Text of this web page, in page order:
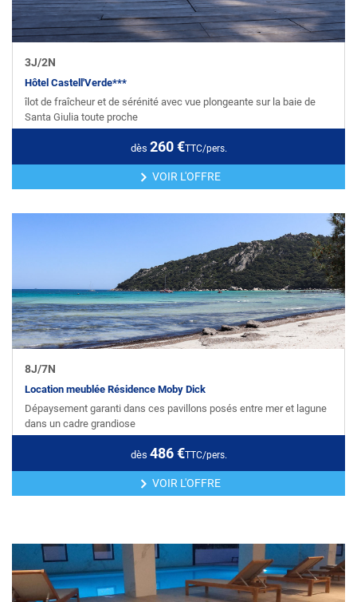
3J/2N
Hôtel Castell'Verde***
îlot de fraîcheur et de sérénité avec vue plongeante sur la baie de
Santa Giulia toute proche
dès 260€TTC/pers.
VOIR L'OFFRE
8J/7N
Location meublée Résidence Moby Dick
Dépaysement garanti dans ces pavillons posés entre mer et lagune
dans un cadre grandiose
dès 486€TTC/pers.
VOIR L'OFFRE